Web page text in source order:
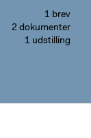
1 brev
2 dokumenter
1 udstilling